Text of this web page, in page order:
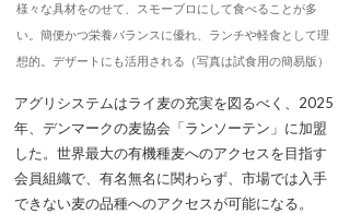
様々な具材をのせて、スモーブロにして食べることが多
い。簡便かつ栄養バランスに優れ、ランチや軽食として理
想的。デザートにも活用される（写真は試食用の簡易版）
アグリシステムはライ麦の充実を図るべく、2025
年、デンマークの麦協会「ランソーテン」に加盟
した。世界最大の有機種麦へのアクセスを目指す
会員組織で、有名無名に関わらず、市場では入手
できない麦の品種へのアクセスが可能になる。